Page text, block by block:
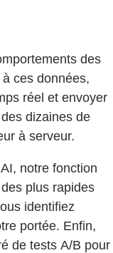
des
ces données,
réel et envoyer
dizaines de
à serveur.
notre fonction
plus rapides
identifiez
portée. Enfin,
de tests A/B pour